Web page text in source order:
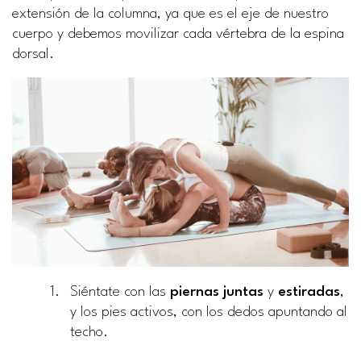
extensión de la columna, ya que es el eje de nuestro
cuerpo y debemos movilizar cada vértebra de la espina
dorsal.
Siéntate con las piernas juntas y estiradas,
y los pies activos, con los dedos apuntando al
techo.